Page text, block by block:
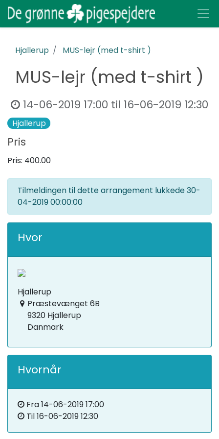
Hjallerup MUS-lejr (med t-shirt )
MUS-lejr (med t-shirt )
14-06-2019 17:00 til 16-06-2019 12:30
Hjallerup
Pris
Pris: 400.00
Tilmeldingen til dette arrangement lukkede30-
04-2019 00:00:00
Hvor
Hjallerup
Præstevænget 6B
9320 Hjallerup
Danmark
Hvornår
Fra14-06-2019 17:00
Til16-06-2019 12:30